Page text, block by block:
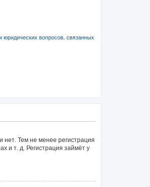
юридических вопросов, связанных
нет. Тем не менее регистрация
и т. д. Регистрация займёт у